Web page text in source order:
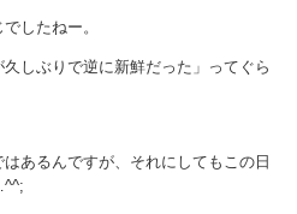
したねー。
しぶりで逆に新鮮だった」ってぐら
あるんですが、それにしてもこの日